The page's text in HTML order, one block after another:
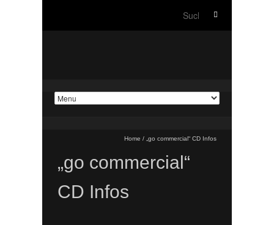
Suche
Home / „go commercial“ CD Infos
„go commercial“
CD Infos